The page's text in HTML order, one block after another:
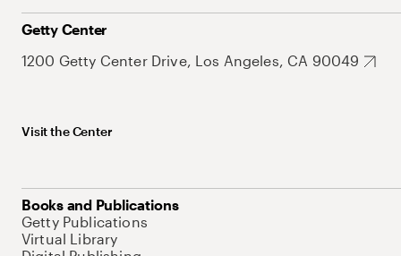
Getty Center
1200 Getty Center Drive, Los Angeles, CA 90049
Visit the Center
Books and Publications
Getty Publications
Virtual Library